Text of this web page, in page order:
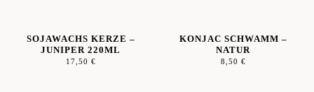
SOJAWACHS KERZE –
JUNIPER 220ML
17,50 €
KONJAC SCHWAMM –
NATUR
8,50 €